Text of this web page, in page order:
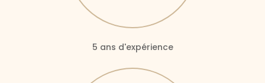
5 ans d'expérience